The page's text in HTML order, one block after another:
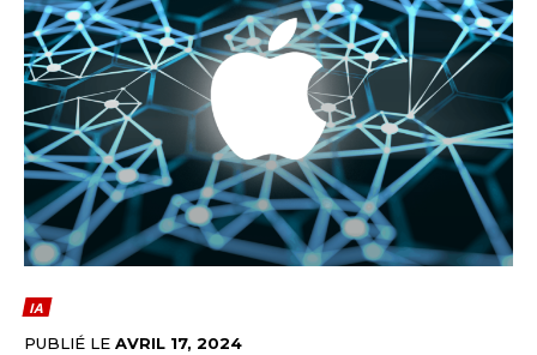
IA
PUBLIÉ LE AVRIL 17, 2024